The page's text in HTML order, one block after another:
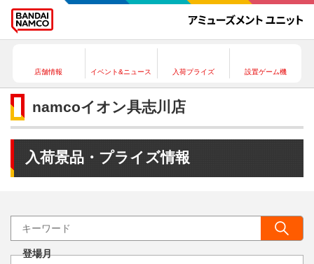
店舗情報 イベント&ニュース 入荷プライズ 設置ゲーム機
namcoイオン具志川店
入荷景品・プライズ情報
登場月